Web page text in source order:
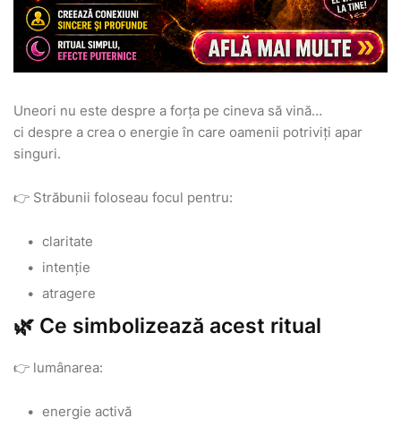
Uneori nu este despre a forța pe cineva să vină…
ci despre a crea o energie în care oamenii potriviți apar
singuri.
👉 Străbunii foloseau focul pentru:
claritate
intenție
atragere
🌿 Ce simbolizează acest ritual
👉 lumânarea:
energie activă